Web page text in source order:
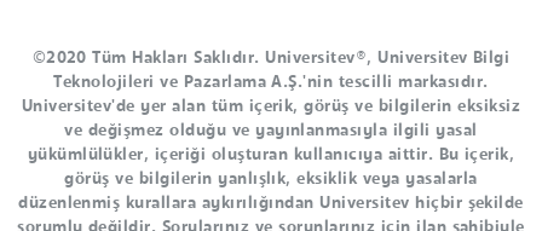
©2020 Tüm Hakları Saklıdır. Universitev®, Universitev Bilgi
Teknolojileri ve Pazarlama A.Ş.'nin tescilli markasıdır.
Universitev'de yer alan tüm içerik, görüş ve bilgilerin eksiksiz
ve değişmez olduğu ve yayınlanmasıyla ilgili yasal
yükümlülükler, içeriği oluşturan kullanıcıya aittir. Bu içerik,
görüş ve bilgilerin yanlışlık, eksiklik veya yasalarla
düzenlenmiş kurallara aykırılığından Universitev hiçbir şekilde
sorumlu değildir. Sorularınız ve sorunlarınız için ilan sahibiyle